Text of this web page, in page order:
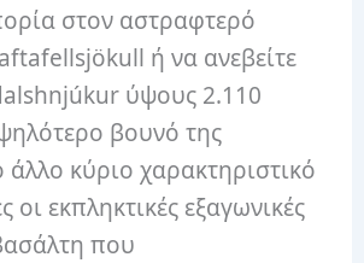
στον αστραφτερό
ή να ανεβείτε
ύψους 2.110
βουνό της
άλλο κύριο χαρακτηριστικό
οι εκπληκτικές εξαγωνικές
που